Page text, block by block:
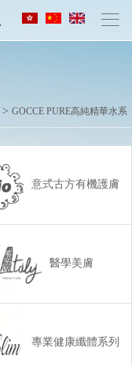
>GOCCE PURE高純精華水系
意式古方有機護膚
醫學美膚
專業健康纖體系列